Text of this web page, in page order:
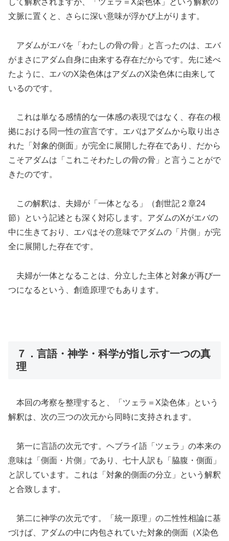
文脈に置くと、さらに深い意味が浮かび上がります。
アダムがエバを「わたしの骨の骨」と言ったのは、エバ
がまさにアダム自身に由来する存在だからです。先に述べ
たように、エバのX染色体はアダムのX染色体に由来して
いるのです。
これは単なる感情的な一体感の表現ではなく、存在の根
拠における同一性の宣言です。エバはアダムから取り出さ
れた「対象的側面」が完全に展開した存在であり、だから
こそアダムは「これこそわたしの骨の骨」と言うことがで
きたのです。
この解釈は、夫婦が「一体となる」（創世記２章24
節）という記述とも深く対応します。アダムのXがエバの
中に生きており、エバはその意味でアダムの「片側」が完
全に展開した存在です。
夫婦が一体となることは、分立した主体と対象が再び一
つになるという、創造原理でもあります。
７．言語・神学・科学が指し示す一つの真
理
本回の考察を整理すると、「ツェラ＝X染色体」という
解釈は、次の三つの次元から同時に支持されます。
第一に言語の次元です。ヘブライ語「ツェラ」の本来の
意味は「側面・片側」であり、七十人訳も「脇腹・側面」
と訳しています。これは「対象的側面の分立」という解釈
と合致します。
第二に神学の次元です。「統一原理」の二性性相論に基
づけば、アダムの中に内包されていた対象的側面（X染色